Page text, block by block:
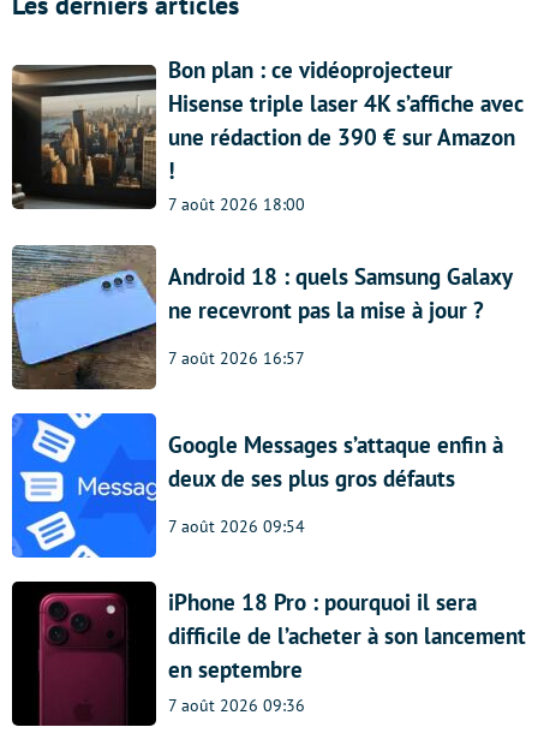
Bon plan : ce vidéoprojecteur
Hisense triple laser 4K s’affiche avec
une rédaction de 390 € sur Amazon
!
7 août 2026 18:00
Android 18 : quels Samsung Galaxy
ne recevront pas la mise à jour ?
7 août 2026 16:57
Google Messages s’attaque enfin à
deux de ses plus gros défauts
7 août 2026 09:54
iPhone 18 Pro : pourquoi il sera
difficile de l’acheter à son lancement
en septembre
7 août 2026 09:36